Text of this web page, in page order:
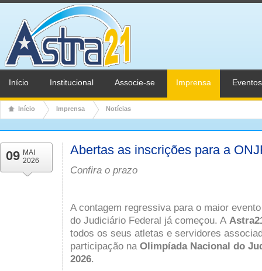
Início Institucional Associe-se Imprensa Eventos
Início Imprensa Notícias
09 MAI
2026
Abertas as inscrições para a
Confira o prazo
A contagem regressiva para o maior
do Judiciário Federal já começou. A
todos os seus atletas e servidores
participação na Olimpíada Nacional do
2026.